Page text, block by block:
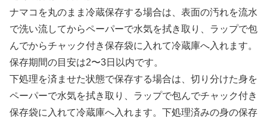
ナマコを丸のまま冷蔵保存する場合は、表面の汚れを流水
で洗い流してからペーパーで水気を拭き取り、ラップで包
んでからチャック付き保存袋に入れて冷蔵庫へ入れます。
保存期間の目安は2〜3日以内です。
下処理を済ませた状態で保存する場合は、切り分けた身を
ペーパーで水気を拭き取り、ラップで包んでチャック付き
保存袋に入れて冷蔵庫へ入れます。下処理済みの身の保存